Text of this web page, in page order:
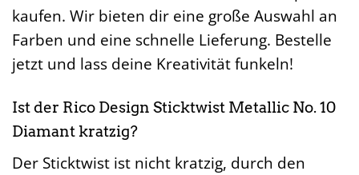
kaufen. Wir bieten dir eine große Auswahl an
Farben und eine schnelle Lieferung. Bestelle
jetzt und lass deine Kreativität funkeln!
Ist der Rico Design Sticktwist Metallic No. 10
Diamant kratzig?
Der Sticktwist ist nicht kratzig, durch den